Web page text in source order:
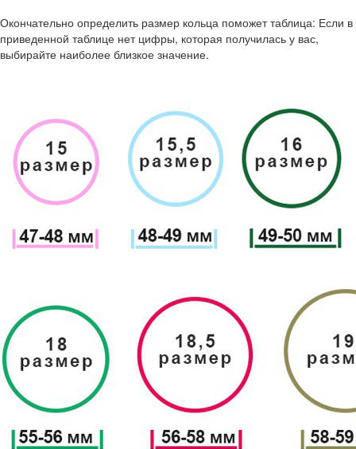
Окончательно определить размер кольца поможет таблица: Если в
приведенной таблице нет цифры, которая получилась у вас,
выбирайте наиболее близкое значение.